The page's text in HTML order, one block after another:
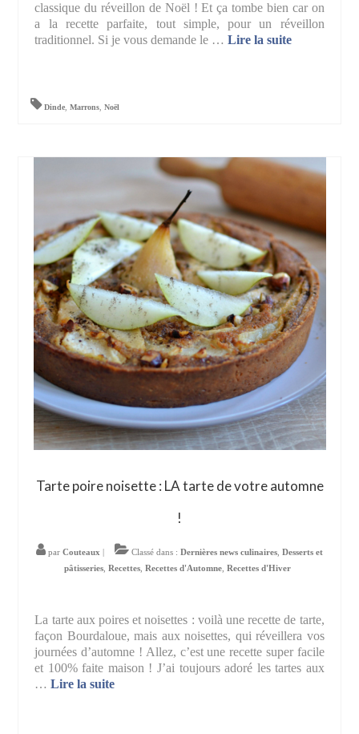
classique du réveillon de Noël ! Et ça tombe bien car on
a la recette parfaite, tout simple, pour un réveillon
traditionnel. Si je vous demande le …Lire la suite­­
Dinde,Marrons,Noël
Tarte poire noisette : LA tarte de votre automne
!
par Couteaux Classé dans : Dernières news culinaires Desserts et
pâtisseries Recettes Recettes d'Automne Recettes d'Hiver
La tarte aux poires et noisettes : voilà une recette de tarte,
façon Bourdaloue, mais aux noisettes, qui réveillera vos
journées d’automne ! Allez, c’est une recette super facile
et 100% faite maison ! J’ai toujours adoré les tartes aux
…Lire la suite­­